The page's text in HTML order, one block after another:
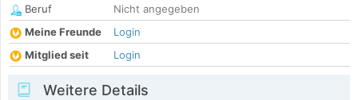
Beruf
Nicht angegeben
Meine Freunde
Login
Mitglied seit
Login
Weitere Details